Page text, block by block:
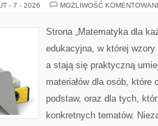
- 7 - 2026 MOŻLIWOŚĆ
Strona „Matematyka dla
edukacyjna, w której
a stają się praktyczną
materiałów dla osób,
podstaw, oraz dla tych,
konkretnych tematów.